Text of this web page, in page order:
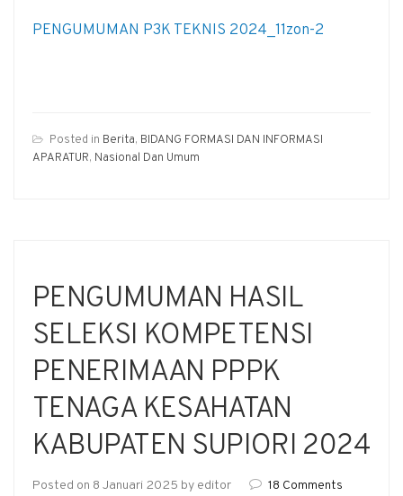
PENGUMUMAN P3K TEKNIS 2024_11zon-2
Posted in Berita, BIDANG FORMASI DAN INFORMASI
APARATUR, Nasional Dan Umum
PENGUMUMAN HASIL
SELEKSI KOMPETENSI
PENERIMAAN PPPK
TENAGA KESAHATAN
KABUPATEN SUPIORI 2024
Posted on 8 Januari 2025 by editor 18 Comments